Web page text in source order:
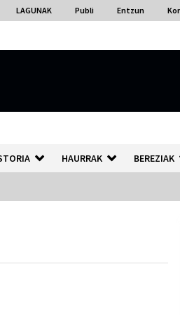
LAGUNAK Publi Entzun
HAURRAK BEREZIAK